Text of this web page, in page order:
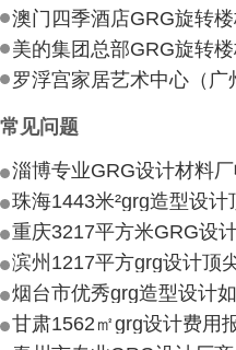
澳门四季酒店GRG旋转
美的集团总部GRG旋转
常见问题
烟台市优秀grg造型设计
甘肃1562㎡grg设计费用